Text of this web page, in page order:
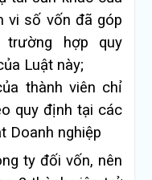
vi số vốn đã góp
trường hợp quy
Luật này;
thành viên chỉ
quy định tại các
Doanh nghiệp
ty đối vốn, nên